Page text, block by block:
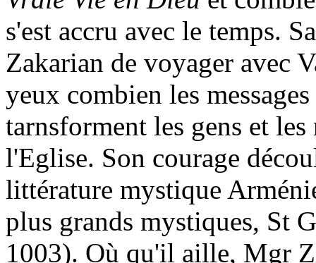
s'est accru avec le temps.
Zakarian de voyager avec
yeux combien les
tarnsforment les gens et
l'Eglise. Son courage
littérature mystique
plus grands mystiques, St
1003). Où qu'il aille, Mgr